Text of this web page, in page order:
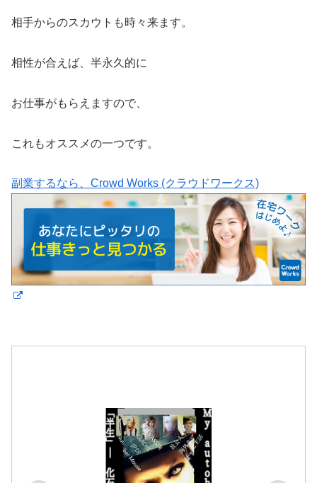
相手からのスカウトも時々来ます。
相性が合えば、半永久的に
お仕事がもらえますので、
これもオススメの一つです。
副業するなら、Crowd Works (クラウドワークス)